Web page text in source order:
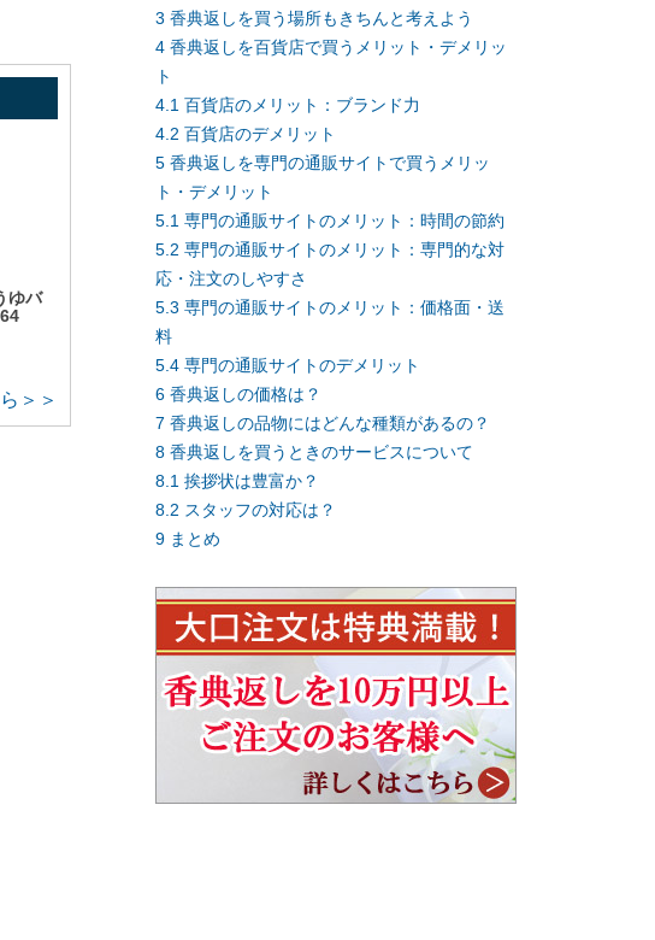
ゆバ
＞＞
3 香典返しを買う場所もきちんと考えよう
4 香典返しを百貨店で買うメリット・デメリッ
ト
4.1 百貨店のメリット：ブランド力
4.2 百貨店のデメリット
5 香典返しを専門の通販サイトで買うメリッ
ト・デメリット
5.1 専門の通販サイトのメリット：時間の節約
5.2 専門の通販サイトのメリット：専門的な対
応・注文のしやすさ
5.3 専門の通販サイトのメリット：価格面・送
料
5.4 専門の通販サイトのデメリット
6 香典返しの価格は？
7 香典返しの品物にはどんな種類があるの？
8 香典返しを買うときのサービスについて
8.1 挨拶状は豊富か？
8.2 スタッフの対応は？
9 まとめ